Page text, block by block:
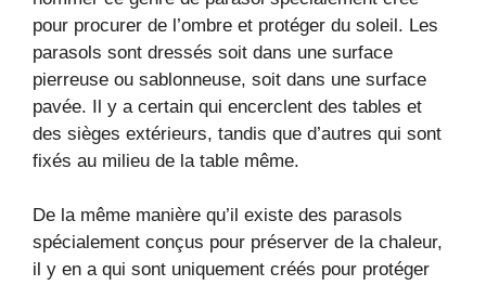
pour procurer de l’ombre et protéger du soleil. Les
parasols sont dressés soit dans une surface
pierreuse ou sablonneuse, soit dans une surface
pavée. Il y a certain qui encerclent des tables et
des sièges extérieurs, tandis que d’autres qui sont
fixés au milieu de la table même.
De la même manière qu’il existe des parasols
spécialement conçus pour préserver de la chaleur,
il y en a qui sont uniquement créés pour protéger